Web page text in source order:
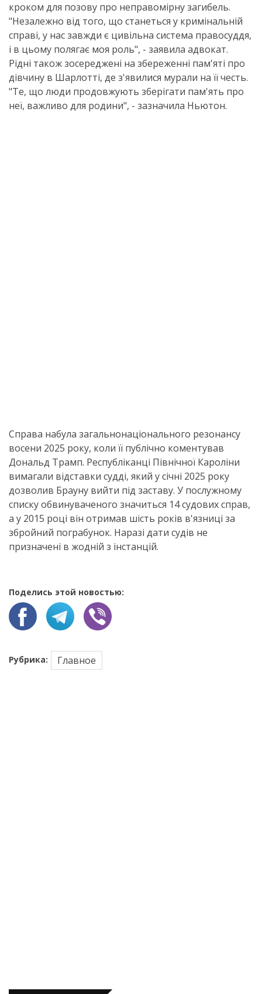
кроком для позову про неправомірну загибель.
"Незалежно від того, що станеться у кримінальній
справі, у нас завжди є цивільна система правосуддя,
і в цьому полягає моя роль", - заявила адвокат.
Рідні також зосереджені на збереженні пам'яті про
дівчину в Шарлотті, де з'явилися мурали на її честь.
"Те, що люди продовжують зберігати пам'ять про
неї, важливо для родини", - зазначила Ньютон.
Справа набула загальнонаціонального резонансу
восени 2025 року, коли її публічно коментував
Дональд Трамп. Республіканці Північної Кароліни
вимагали відставки судді, який у січні 2025 року
дозволив Брауну вийти під заставу. У послужному
списку обвинуваченого значиться 14 судових справ,
а у 2015 році він отримав шість років в'язниці за
збройний пограбунок. Наразі дати судів не
призначені в жодній з інстанцій.
Поделись этой новостью:
Рубрика: Главное